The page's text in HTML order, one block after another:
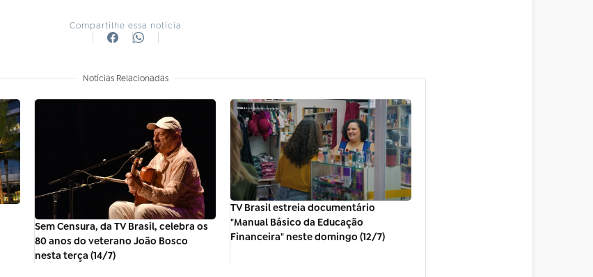
Compartilhe essa notícia
Notícias Relacionadas
Sem Censura, da TV Brasil, celebra os
80 anos do veterano João Bosco
nesta terça (14/7)
TV Brasil estreia documentário
"Manual Básico da Educação
Financeira" neste domingo (12/7)